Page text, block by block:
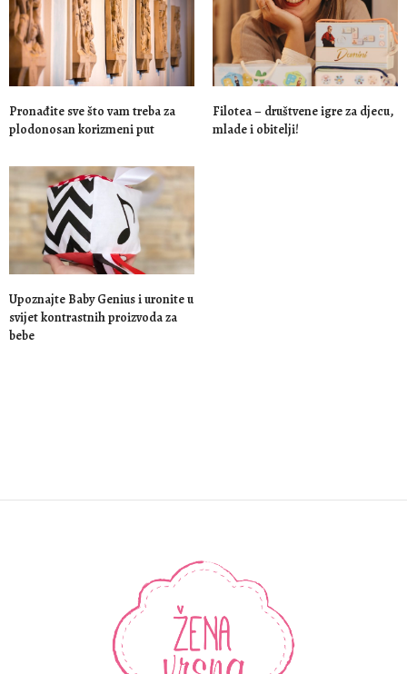
Pronađite sve što vam treba za
plodonosan korizmeni put
Filotea – društvene igre za djecu,
mlade i obitelji!
Upoznajte Baby Genius i uronite u
svijet kontrastnih proizvoda za
bebe